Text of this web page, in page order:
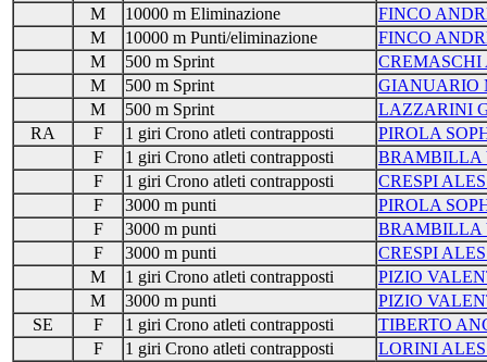
M
10000 m Eliminazione
FINCO
M
10000 m Punti/eliminazione
FINCO
M
500 m Sprint
M
500 m Sprint
GIANUARIO
M
500 m Sprint
LAZZARINI
RA
F 1 giri Crono atleti contrapposti
PIROLA
F
1 giri Crono atleti contrapposti
BRAMBILLA
F
1 giri Crono atleti contrapposti
CRESPI
F
3000 m punti
PIROLA
F
3000 m punti
BRAMBILLA
F
3000 m punti
CRESPI
M
1 giri Crono atleti contrapposti
PIZIO
M
3000 m punti
PIZIO
SE
F 1 giri Crono atleti contrapposti
TIBERTO
F
1 giri Crono atleti contrapposti
LORINI